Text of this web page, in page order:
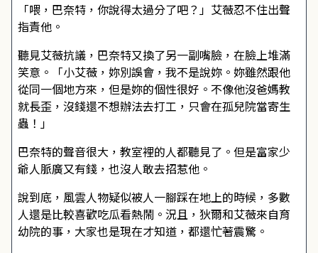
「喂，巴奈特，你說得太過分了吧？」艾薇忍不住出聲
指責他。
聽見艾薇抗議，巴奈特又換了另一副嘴臉，在臉上堆滿
笑意。「小艾薇，妳別誤會，我不是說妳。妳雖然跟他
從同一個地方來，但是妳的個性很好。不像他沒爸媽教
就長歪，沒錢還不想辦法去打工，只會在孤兒院當寄生
蟲！」
巴奈特的聲音很大，教室裡的人都聽見了。但是富家少
爺人脈廣又有錢，也沒人敢去招惹他。
說到底，風雲人物疑似被人一腳踩在地上的時候，多數
人還是比較喜歡吃瓜看熱鬧。況且，狄爾和艾薇來自育
幼院的事，大家也是現在才知道，都還忙著震驚。